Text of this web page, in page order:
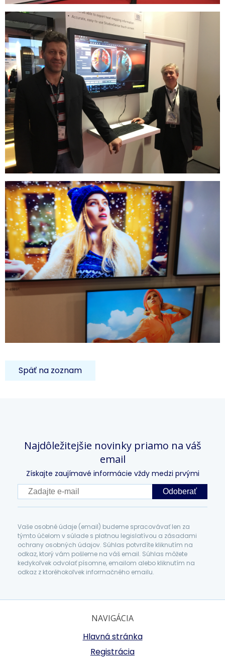
Späť na zoznam
Najdôležitejšie novinky priamo na váš
email
Získajte zaujímavé informácie vždy medzi prvými
Odoberať
Vaše osobné údaje (email) budeme spracovávať len za
týmto účelom v súlade s platnou legislatívou a zásadami
ochrany osobných údajov. Súhlas potvrdíte kliknutím na
odkaz, ktorý vám pošleme na váš email. Súhlas môžete
kedykoľvek odvolať písomne, emailom alebo kliknutím na
odkaz z ktoréhokoľvek informačného emailu.
NAVIGÁCIA
Hlavná stránka
Registrácia